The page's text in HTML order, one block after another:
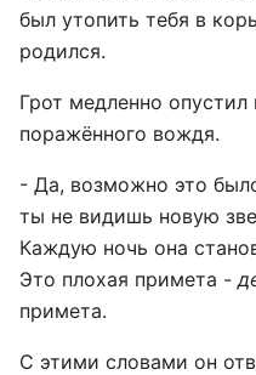
был утопить тебя в
родился.
Грот медленно опустил
поражённого вождя.
- Да, возможно это
ты не видишь новую
Каждую ночь она
Это плохая примета -
примета.
С этими словами он